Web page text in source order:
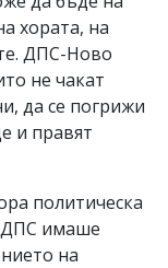
хората, на
ДПС-Ново
не чакат
да се погрижи
и правят
политическа
ДПС имаше
на